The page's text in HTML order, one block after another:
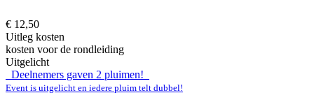
€ 12,50
Uitleg kosten
kosten voor de rondleiding
Uitgelicht
Deelnemers gaven 2 pluimen!
Event is uitgelicht en iedere pluim telt dubbel!